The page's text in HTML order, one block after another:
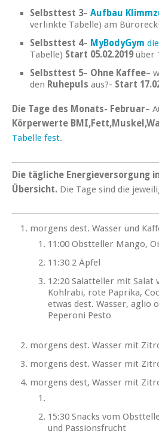
Selbsttest 3– Aufbau
verlinkte Tabelle) am
Selbsttest 4– MyBodyGym
Tabelle) Start 05.02.2019über
Selbsttest 5– Ohne Kaffee–
den Ruhepuls aus?- Start
Die Tage des Monats- Februar–
Körperwerte
Tabelle fest.
Die tägliche Energieversorgung
Übersicht. Die Tage sind die
morgens dest. Wasser und
11:00 Obstteller Mango,
11:30 2 Äpfel
12:20 Salatteller mit Salat
Kohlrabi, rote Paprika,
etwas dest. Wasser, aglio
Peperoni Pesto
morgens dest. Wasser mit
morgens dest. Wasser mit
morgens dest, Wasser mit
15:30 Snacks vom
und Passionsfrucht